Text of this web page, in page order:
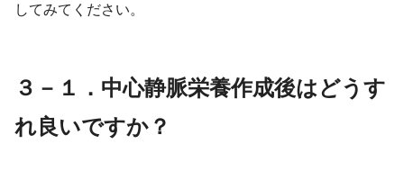
してみてください。
３－１．中心静脈栄養作成後はどうす
れ良いですか？